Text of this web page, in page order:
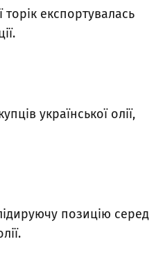
експортувалась
української олії,
позицію серед